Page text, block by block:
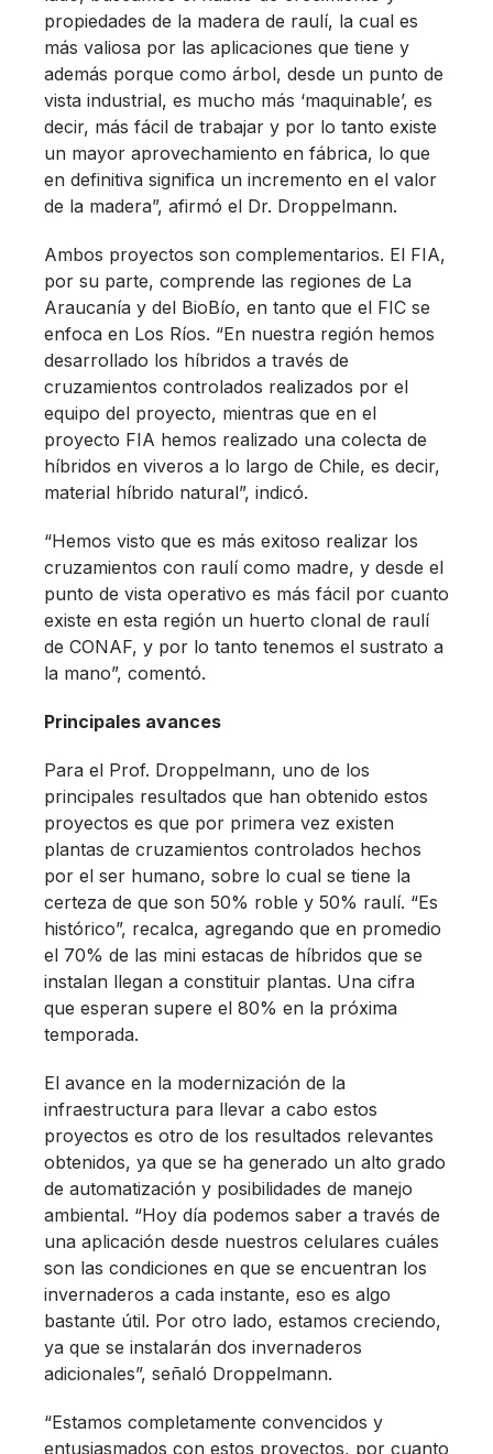
propiedades de la madera de raulí, la cual es
más valiosa por las aplicaciones que tiene y
además porque como árbol, desde un punto de
vista industrial, es mucho más ‘maquinable’, es
decir, más fácil de trabajar y por lo tanto existe
un mayor aprovechamiento en fábrica, lo que
en definitiva significa un incremento en el valor
de la madera”, afirmó el Dr. Droppelmann.
Ambos proyectos son complementarios. El FIA,
por su parte, comprende las regiones de La
Araucanía y del BioBío, en tanto que el FIC se
enfoca en Los Ríos. “En nuestra región hemos
desarrollado los híbridos a través de
cruzamientos controlados realizados por el
equipo del proyecto, mientras que en el
proyecto FIA hemos realizado una colecta de
híbridos en viveros a lo largo de Chile, es decir,
material híbrido natural”, indicó.
“Hemos visto que es más exitoso realizar los
cruzamientos con raulí como madre, y desde el
punto de vista operativo es más fácil por cuanto
existe en esta región un huerto clonal de raulí
de CONAF, y por lo tanto tenemos el sustrato a
la mano”, comentó.
Principales avances
Para el Prof. Droppelmann, uno de los
principales resultados que han obtenido estos
proyectos es que por primera vez existen
plantas de cruzamientos controlados hechos
por el ser humano, sobre lo cual se tiene la
certeza de que son 50% roble y 50% raulí. “Es
histórico”, recalca, agregando que en promedio
el 70% de las mini estacas de híbridos que se
instalan llegan a constituir plantas. Una cifra
que esperan supere el 80% en la próxima
temporada.
El avance en la modernización de la
infraestructura para llevar a cabo estos
proyectos es otro de los resultados relevantes
obtenidos, ya que se ha generado un alto grado
de automatización y posibilidades de manejo
ambiental. “Hoy día podemos saber a través de
una aplicación desde nuestros celulares cuáles
son las condiciones en que se encuentran los
invernaderos a cada instante, eso es algo
bastante útil. Por otro lado, estamos creciendo,
ya que se instalarán dos invernaderos
adicionales”, señaló Droppelmann.
“Estamos completamente convencidos y
entusiasmados con estos proyectos, por cuanto